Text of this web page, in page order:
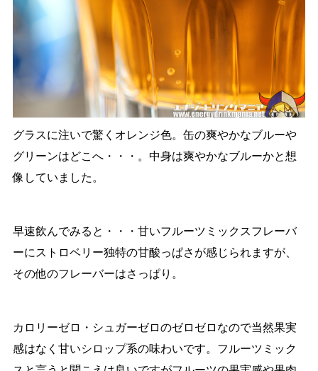
グラスに注いで驚くオレンジ色。缶の爽やかなブルーや
グリーンはどこへ・・・。中身は爽やかなブルーかと想
像していました。
早速飲んでみると・・・甘いフルーツミックスフレーバ
ーにストロベリー独特の甘酸っぱさが感じられますが、
その他のフレーバーはさっぱり。
カロリーゼロ・シュガーゼロのゼロゼロなので当然果実
感はなく甘いシロップ系の味わいです。フルーツミック